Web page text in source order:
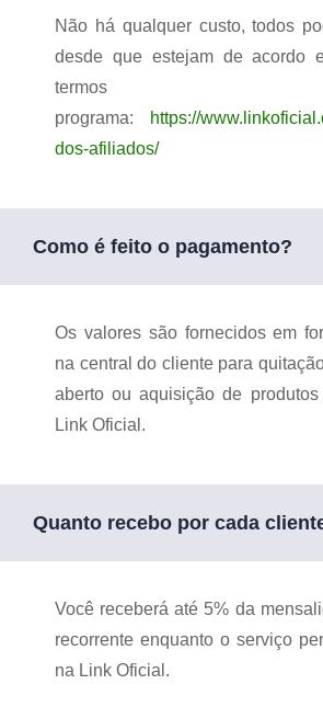
Não há qualquer custo, todos
desde que estejam de acordo
termos
programa:
https://
dos-afiliados/
Como é feito o pagamento?
Os valores são fornecidos em
na central do cliente para
aberto ou aquisição de
Link Oficial.
Quanto recebo por cada
Você receberá até 5% da
recorrente enquanto o serviço
na Link Oficial.